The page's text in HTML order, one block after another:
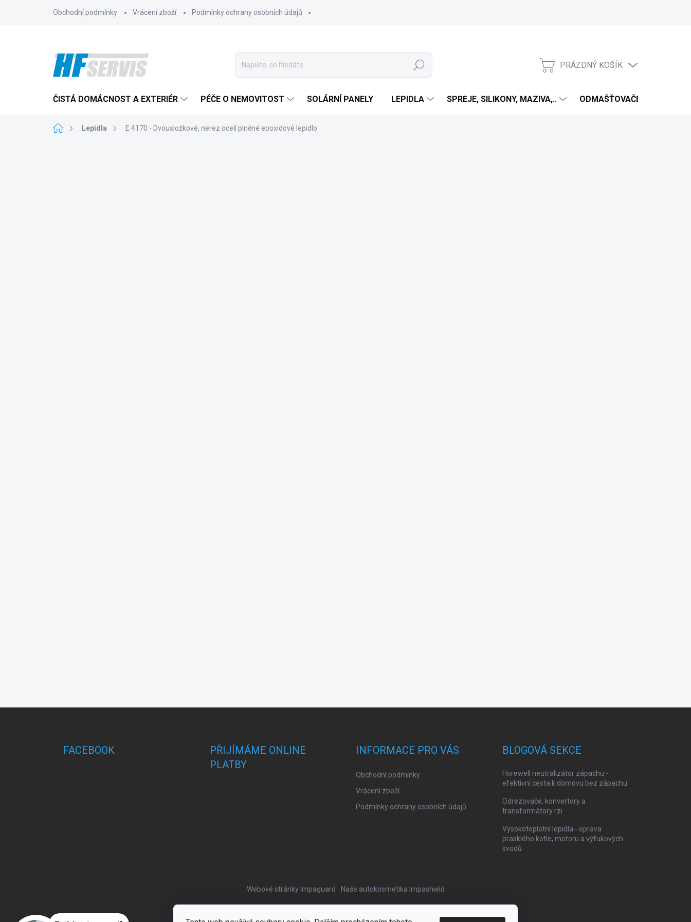
Obchodní podmínky Vrácení zboží Podmínky ochrany osobních údajů
Hledat
NÁKUPNÍ
PRÁZDNÝ KOŠÍK
ČISTÁ DOMÁCNOST A EXTERIÉR PÉČE O NEMOVITOST SOLÁRNÍ PANELY LEPIDLA SPREJE, SILIKONY, MAZIVA,.. ODMAŠŤOVAČE
DomůLepidla E 4170 - Dvousložkové, nerez ocelí plněné epoxidové lepidlo
FACEBOOK
PŘIJÍMÁME ONLINE
PLATBY
INFORMACE PRO VÁS
Obchodní podmínky
Vrácení zboží
Podmínky ochrany osobních údajů
BLOGOVÁ SEKCE
Horewell neutralizátor zápachu -
efektivní cesta k domovu bez zápachu
Odrezovače, konvertory a
transformátory rzi
Vysokoteplotní lepidla - oprava
prasklého kotle, motoru a výfukových
svodů
Webové stránky Impaguard Naše autokosmetika Impashield